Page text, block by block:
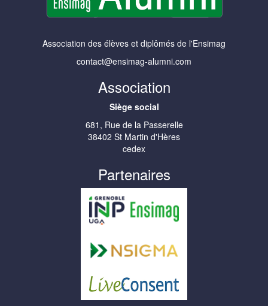
Association des élèves et diplômés de l'Ensimag
contact@ensimag-alumni.com
Association
Siège social
681, Rue de la Passerelle
38402 St Martin d'Hères
cedex
Partenaires